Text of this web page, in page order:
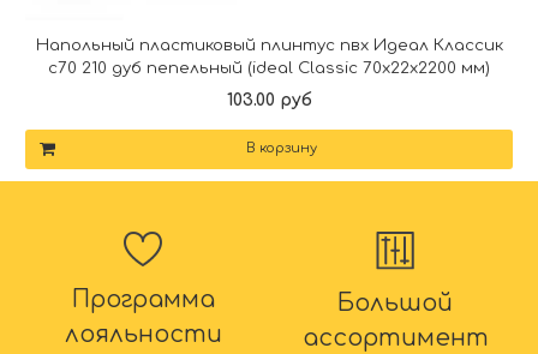
Напольный пластиковый плинтус пвх Идеал Классик
c70 210 дуб пепельный (ideal Classic 70х22х2200 мм)
103.00 руб
В корзину
Программа
лояльности
Большой
ассортимент